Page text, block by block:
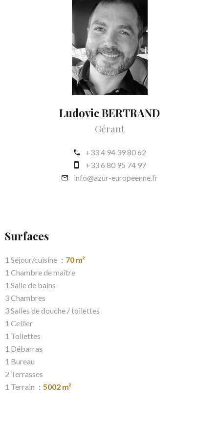
Ludovic BERTRAND
Gérant
+33 4 94 39 80 62
+33 6 80 95 74 97
info@azur-europeenne.fr
Surfaces
1 Séjour/cuisine
70 m²
1 Chambre de maître
1 Salle de bains
3 Chambres
3 Salles de douche / toilettes
1 Cellier
1 Toilettes
1 Débarras
1 Bureau
2 Terrasses
1 Terrain
5002 m²